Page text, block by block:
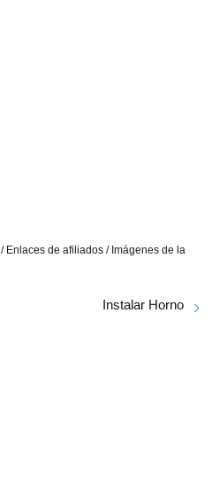
Enlaces de afiliados / Imágenes de la
Instalar Horno